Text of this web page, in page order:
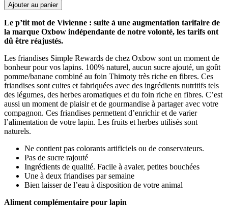
Ajouter au panier
Le p’tit mot de Vivienne : suite à une augmentation tarifaire de
la marque Oxbow indépendante de notre volonté, les tarifs ont
dû être réajustés.
Les friandises Simple Rewards de chez Oxbow sont un moment de
bonheur pour vos lapins. 100% naturel, aucun sucre ajouté, un goût
pomme/banane combiné au foin Thimoty très riche en fibres. Ces
friandises sont cuites et fabriquées avec des ingrédients nutritifs tels
des légumes, des herbes aromatiques et du foin riche en fibres. C’est
aussi un moment de plaisir et de gourmandise à partager avec votre
compagnon. Ces friandises permettent d’enrichir et de varier
l’alimentation de votre lapin. Les fruits et herbes utilisés sont
naturels.
Ne contient pas colorants artificiels ou de conservateurs.
Pas de sucre rajouté
Ingrédients de qualité. Facile à avaler, petites bouchées
Une à deux friandises par semaine
Bien laisser de l’eau à disposition de votre animal
Aliment complémentaire pour lapin